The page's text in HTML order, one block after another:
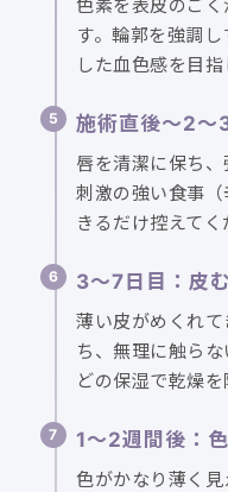
色素を表皮のご
す。輪郭を強調
した血色感を目指
施術直後〜2〜
唇を清潔に保ち、
刺激の強い食事
きるだけ控えてく
3〜7日目：皮
薄い皮がめくれ
ち、無理に触ら
どの保湿で乾燥を
1〜2週間後：
色がかなり薄く